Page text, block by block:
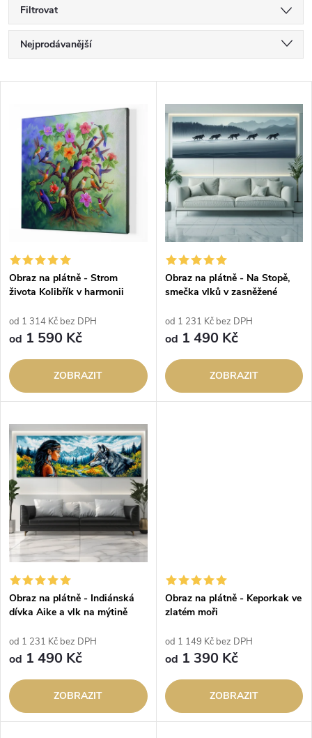
Filtrovat
Ř
a
e
n
p
r
o
d
u
k
t
ů
Nejprodávanější
Abecedně
ý
p
p
r
o
d
u
k
t
ů
Obraz na plátně - Strom
života Kolibřík v harmonii
od 1 314 Kč bez DPH
od 1 590 Kč
ZOBRAZIT
Obraz na plátně - Na Stopě,
smečka vlků v zasněžené
od 1 231 Kč bez DPH
od 1 490 Kč
ZOBRAZIT
Obraz na plátně - Indiánská
dívka Aike a vlk na mýtině
od 1 231 Kč bez DPH
od 1 490 Kč
ZOBRAZIT
Obraz na plátně - Keporkak ve
zlatém moři
od 1 149 Kč bez DPH
od 1 390 Kč
ZOBRAZIT